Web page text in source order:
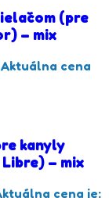
(pre
– mix
Aktuálna cena
kanyly
– mix
cena je: